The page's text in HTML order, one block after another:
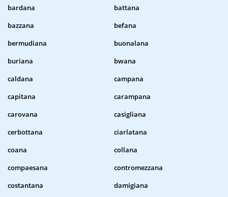
bardana
battana
bazzana
befana
bermudiana
buonalana
buriana
bwana
caldana
campana
capitana
carampana
carovana
casigliana
cerbottana
ciarlatana
coana
collana
compaesana
contromezzana
costantana
damigiana